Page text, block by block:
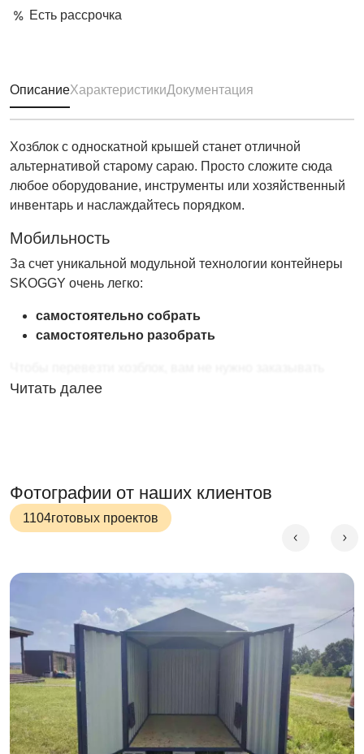
Есть рассрочка
ОписаниеХарактеристикиДокументация
Хозблок с односкатной крышей станет отличной
альтернативой старому сараю. Просто сложите сюда
любое оборудование, инструменты или хозяйственный
инвентарь и наслаждайтесь порядком.
Мобильность
За счет уникальной модульной технологии контейнеры
SKOGGY очень легко:
самостоятельно собрать
самостоятельно разобрать
специальную технику. Вам потребуется малогабаритный
процесс. Здесь легко обойтись одной только
отверткой.
За 2 часа вы быстро соберете контейнер. А с
фундамента. Ровная площадка – уже хорошо!
Цикличность сборки-разборки
Цикличная сборка позволяет собирать и разбирать
контейнер большое число раз. Используйте ваш
контейнер на протяжении 5 лет и наслаждайтесь
отличным качеством!
Даже спустя 100 циклов сборки контейнер будет
таким же надежным и прочным.
Читать далее
Фотографии от наших клиентов
1104готовых проектов